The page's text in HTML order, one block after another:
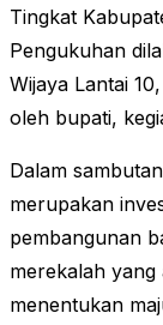
Tingkat
Pengukuhan
Wijaya Lantai
oleh bupati,
Dalam
merupakan
pembangunan
merekalah
menentukan